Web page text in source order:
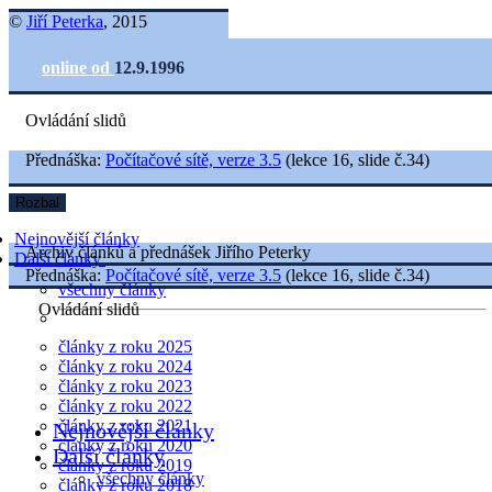
© Jiří Peterka, 2015
online od 12.9.1996
Ovládání slidů
Nejnovější články
Další články
všechny články
články z roku 2025
články z roku 2024
články z roku 2023
články z roku 2022
články z roku 2021
články z roku 2020
články z roku 2019
články z roku 2018
Přednáška: Počítačové sítě, verze 3.5 (lekce 16, slide č.34)
Rozbal
Archiv článků a přednášek Jiřího Peterky
Přednáška: Počítačové sítě, verze 3.5 (lekce 16, slide č.34)
Ovládání slidů
Nejnovější články
Další články
všechny články